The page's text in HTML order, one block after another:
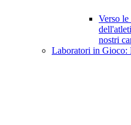
Verso
nostri
Laboratori in Gioco: